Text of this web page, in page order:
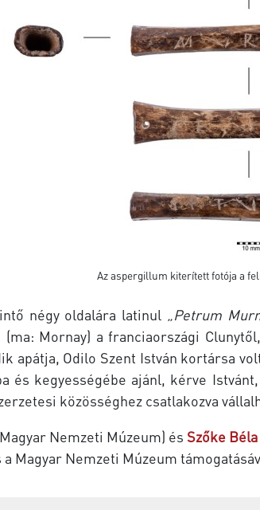
Az aspergillum kiterített fotója a
négy oldalára latinul „Petrum
Mornay) a franciaországi
apátja, Odilo Szent István kortársa
és kegyességébe ajánl, kérve
közösséghez csatlakozva
Nemzeti Múzeum) és Szőke
Magyar Nemzeti Múzeum